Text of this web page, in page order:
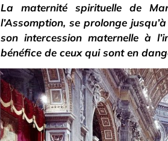
La maternité spirituelle de
l’Assomption, se prolonge
son intercession maternelle à
bénéfice de ceux qui sont en